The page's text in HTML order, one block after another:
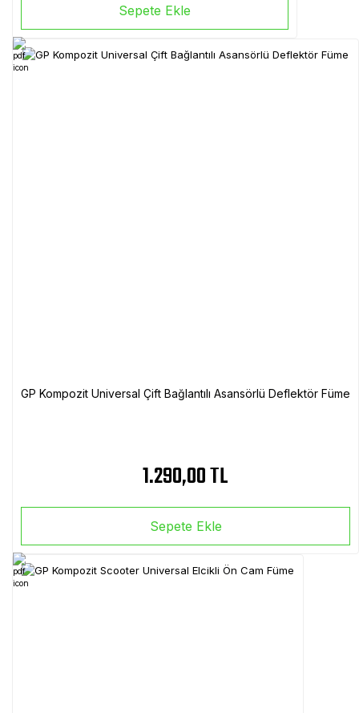
Sepete Ekle
GP Kompozit Universal Çift Bağlantılı Asansörlü Deflektör Füme
1.290,00 TL
Sepete Ekle